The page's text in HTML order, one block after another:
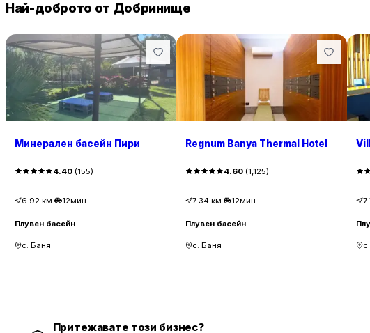
Най-доброто от Добринище
Минерален басейн Пири
4.40 (155)
6.92 км· 12мин.
Плувен басейн
с. Баня
Regnum Banya Thermal Hotel
4.60(1,125)
7.34 км· 12мин.
Плувен басейн
с. Баня
Притежавате този бизнес?